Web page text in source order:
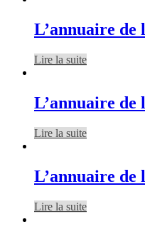
L’annuaire de
Lire la suite
L’annuaire de
Lire la suite
L’annuaire de
Lire la suite